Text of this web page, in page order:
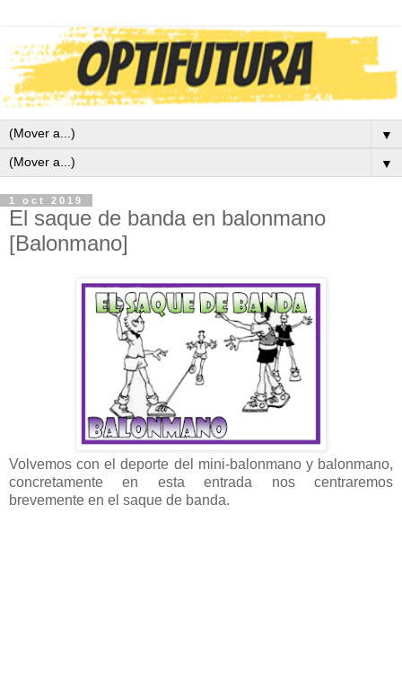
▼
▼
1 oct 2019
El saque de banda en balonmano
[Balonmano]
Volvemos con el deporte del mini-balonmano y balonmano,
concretamente en esta entrada nos centraremos
brevemente en el saque de banda.